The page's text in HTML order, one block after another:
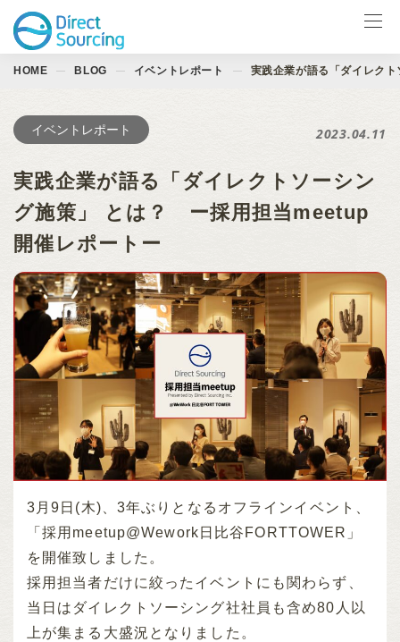
サービス一覧
LinkedIn製品
お役立ち資料
イベント
ブログ
会社情報
お問合せ ↗
HOME BLOG イベントレポート 実践企業が語る「ダイレク
イベントレポート 2023.04.11
実践企業が語る「ダイレクトソーシン
グ施策」 とは？ ー採用担当meetup
開催レポートー
3月9日(木)、3年ぶりとなるオフラインイベント、
「採用meetup@Wework日比谷FORTTOWER」
を開催致しました。
採用担当者だけに絞ったイベントにも関わらず、
当日はダイレクトソーシング社社員も含め80人以
上が集まる大盛況となりました。